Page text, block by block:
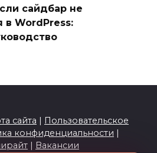
сайдбар не
в WordPress:
сайта | Пользовательское
конфиденциальности |
| Вакансии